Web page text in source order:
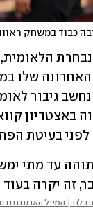
כבוד במשחק
לפני בעיטת
זה יקרה בעוד
לנו | המייל האדום גם